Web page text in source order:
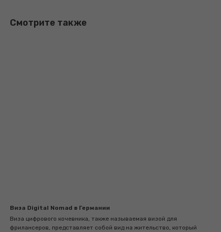
Смотрите также
Виза Digital Nomad в Германии
Виза цифрового кочевника, также называемая визой для
фрилансеров, представляет собой вид на жительство, который